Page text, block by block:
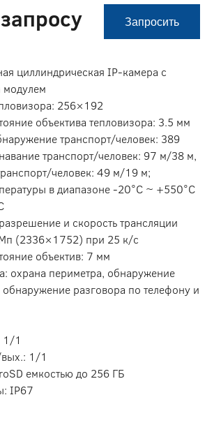
Запросить
циллиндрическая IP-камера с
256×192
объектива тепловизора: 3.5 мм
транспорт/человек: 389
транспорт/человек: 97 м/38 м,
человек: 49 м/19 м;
в диапазоне -20°C ~ +550°C
и скорость трансляции
(2336×1752) при 25 к/с
объектив: 7 мм
охрана периметра, обнаружение
разговора по телефону и
1/1
1/1
емкостью до 256 ГБ
IP67